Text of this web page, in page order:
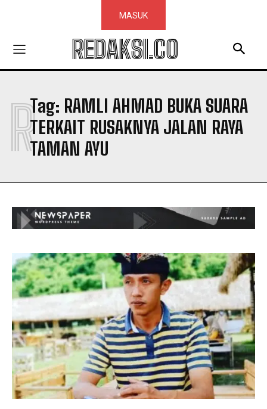
MASUK
REDAKSI.CO
Tag: RAMLI AHMAD BUKA SUARA
TERKAIT RUSAKNYA JALAN RAYA
TAMAN AYU
R